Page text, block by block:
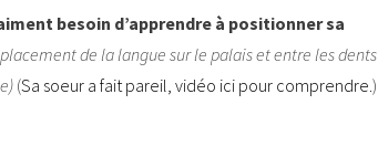
besoin d’apprendre à positionner sa
de la langue sur le palais et entre les dents
(Sa soeur a fait pareil, vidéo ici pour comprendre. )